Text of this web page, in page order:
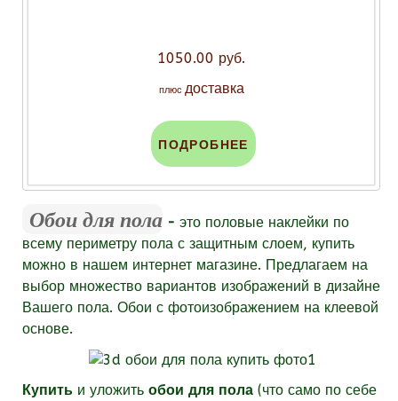
1050.00 руб.
плюс доставка
ПОДРОБНЕЕ
Обои для пола - это половые наклейки по
всему периметру пола с защитным слоем, купить
можно в нашем интернет магазине. Предлагаем на
выбор множество вариантов изображений в дизайне
Вашего пола. Обои с фотоизображением на клеевой
основе.
Купить и уложить обои для пола (что само по себе